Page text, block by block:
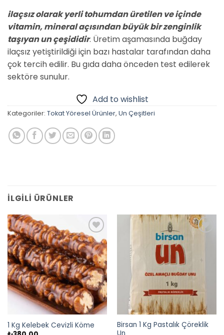
ilaçsız olarak yerli tohumdan üretilen ve içinde
vitamin, mineral açısından büyük bir zenginlik
taşıyan un çeşididir. Üretim aşamasında buğday
ilaçsız yetiştirildiği için bazı hastalar tarafından daha
çok tercih edilir. Bu gıda daha önceden test edilerek
sektöre sunulur.
Add to wishlist
Kategoriler: Tokat Yöresel Ürünler, Un Çeşitleri
İLGILI ÜRÜNLER
Add to
wishlist
1 Kg Kelebek Cevizli Köme
Birsan 1 Kg Pastalık Çöreklik